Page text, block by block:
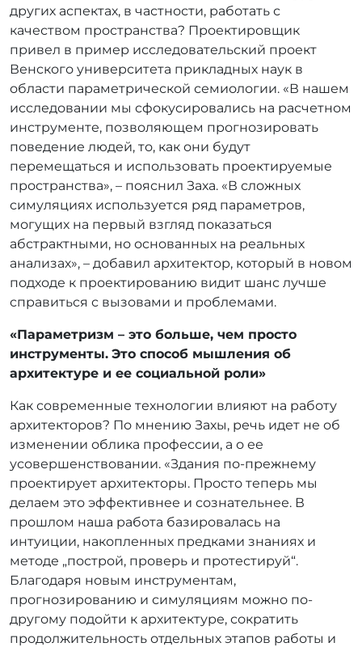
других аспектах, в частности, работать с
качеством пространства? Проектировщик
привел в пример исследовательский проект
Венского университета прикладных наук в
области параметрической семиологии. «В нашем
исследовании мы сфокусировались на расчетном
инструменте, позволяющем прогнозировать
поведение людей, то, как они будут
перемещаться и использовать проектируемые
пространства», – пояснил Заха. «В сложных
симуляциях используется ряд параметров,
могущих на первый взгляд показаться
абстрактными, но основанных на реальных
анализах», – добавил архитектор, который в новом
подходе к проектированию видит шанс лучше
справиться с вызовами и проблемами.
«Параметризм – это больше, чем просто
инструменты. Это способ мышления об
архитектуре и ее социальной роли»
Как современные технологии влияют на работу
архитекторов? По мнению Захы, речь идет не об
изменении облика профессии, а о ее
усовершенствовании. «Здания по-прежнему
проектирует архитекторы. Просто теперь мы
делаем это эффективнее и сознательнее. В
прошлом наша работа базировалась на
интуиции, накопленных предками знаниях и
методе „построй, проверь и протестируй“.
Благодаря новым инструментам,
прогнозированию и симуляциям можно по-
другому подойти к архитектуре, сократить
продолжительность отдельных этапов работы и